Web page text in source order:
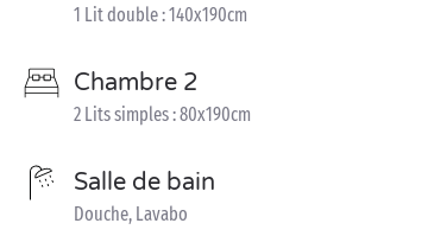
1 Lit double : 140x190cm
Chambre 2
2 Lits simples : 80x190cm
Salle de bain
Douche, Lavabo